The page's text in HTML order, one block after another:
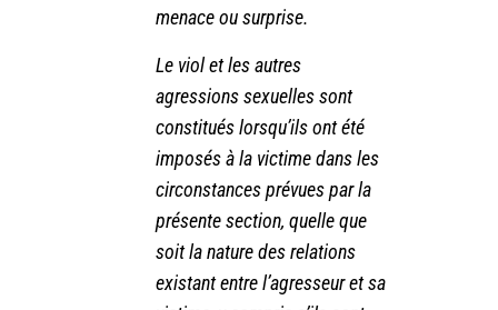
menace ou surprise.
Le viol et les autres
agressions sexuelles sont
constitués lorsqu’ils ont été
imposés à la victime dans les
circonstances prévues par la
présente section, quelle que
soit la nature des relations
existant entre l’agresseur et sa